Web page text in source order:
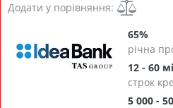
Додати у порівняння:
65%
річна
12 - 60
строк
5 000 -